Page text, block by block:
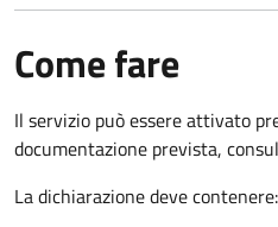
Come fare
Il servizio può essere attivato
documentazione prevista,
La dichiarazione deve contenere: